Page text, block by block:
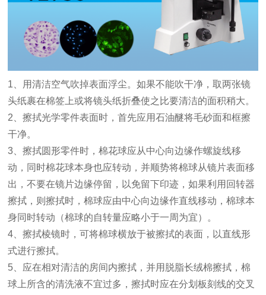
1、用清洁空气吹掉表面浮尘。如果不能吹干净，取两张镜
头纸裹在棉签上或将镜头纸折叠使之比要清洁的面积稍大。
2、擦拭光学零件表面时，首先应用石油醚将毛砂面和框擦
干净。
3、擦拭圆形零件时，棉花球应从中心向边缘作螺旋线移
动，同时棉花球本身也应转动，并顺势将棉球从镜片表面移
出，不要在镜片边缘停留，以免留下印迹，如果利用回转器
擦拭，则擦拭时，棉球应由中心向边缘作直线移动，棉球本
身同时转动（棉球的自转量应略小于一周为宜）。
4、擦拭棱镜时，可将棉球横放于被擦拭的表面，以直线形
式进行擦拭。
5、应在相对清洁的房间内擦拭，并用脱脂长绒棉擦拭，棉
球上所含的清洗液不宜过多，擦拭时应在分划板刻线的交叉